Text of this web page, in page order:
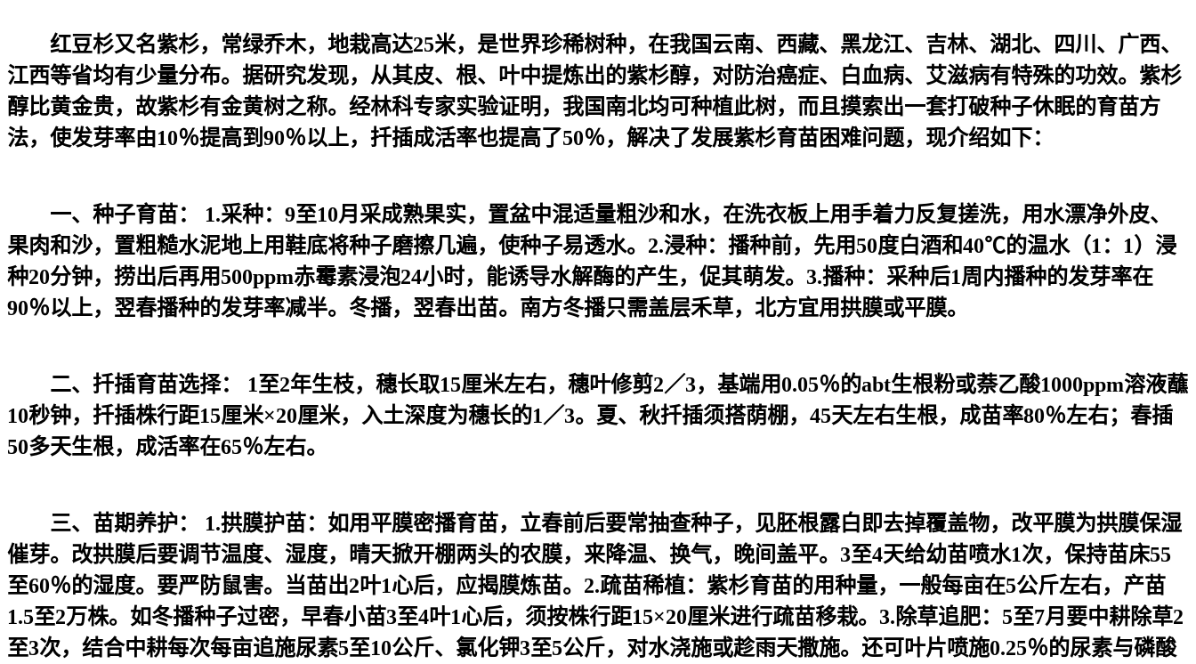
红豆杉又名紫杉，常绿乔木，地栽高达25米，是世界珍稀树种，在我国云南、西藏、黑龙江、吉林、湖北、四川、广西、
江西等省均有少量分布。据研究发现，从其皮、根、叶中提炼出的紫杉醇，对防治癌症、白血病、艾滋病有特殊的功效。紫杉
醇比黄金贵，故紫杉有金黄树之称。经林科专家实验证明，我国南北均可种植此树，而且摸索出一套打破种子休眠的育苗方
法，使发芽率由10％提高到90％以上，扦插成活率也提高了50％，解决了发展紫杉育苗困难问题，现介绍如下：
一、种子育苗： 1.采种：9至10月采成熟果实，置盆中混适量粗沙和水，在洗衣板上用手着力反复搓洗，用水漂净外皮、
果肉和沙，置粗糙水泥地上用鞋底将种子磨擦几遍，使种子易透水。2.浸种：播种前，先用50度白酒和40℃的温水（1：1）浸
种20分钟，捞出后再用500ppm赤霉素浸泡24小时，能诱导水解酶的产生，促其萌发。3.播种：采种后1周内播种的发芽率在
90％以上，翌春播种的发芽率减半。冬播，翌春出苗。南方冬播只需盖层禾草，北方宜用拱膜或平膜。
二、扦插育苗选择： 1至2年生枝，穗长取15厘米左右，穗叶修剪2／3，基端用0.05％的abt生根粉或萘乙酸1000ppm溶液蘸
10秒钟，扦插株行距15厘米×20厘米，入土深度为穗长的1／3。夏、秋扦插须搭荫棚，45天左右生根，成苗率80％左右；春插
50多天生根，成活率在65％左右。
三、苗期养护： 1.拱膜护苗：如用平膜密播育苗，立春前后要常抽查种子，见胚根露白即去掉覆盖物，改平膜为拱膜保湿
催芽。改拱膜后要调节温度、湿度，晴天掀开棚两头的农膜，来降温、换气，晚间盖平。3至4天给幼苗喷水1次，保持苗床55
至60％的湿度。要严防鼠害。当苗出2叶1心后，应揭膜炼苗。2.疏苗稀植：紫杉育苗的用种量，一般每亩在5公斤左右，产苗
1.5至2万株。如冬播种子过密，早春小苗3至4叶1心后，须按株行距15×20厘米进行疏苗移栽。3.除草追肥：5至7月要中耕除草2
至3次，结合中耕每次每亩追施尿素5至10公斤、氯化钾3至5公斤，对水浇施或趁雨天撒施。还可叶片喷施0.25％的尿素与磷酸